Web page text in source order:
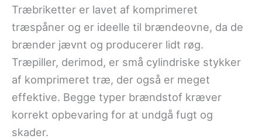
Træbriketter er lavet af komprimeret
træspåner og er ideelle til brændeovne, da de
brænder jævnt og producerer lidt røg.
Træpiller, derimod, er små cylindriske stykker
af komprimeret træ, der også er meget
effektive. Begge typer brændstof kræver
korrekt opbevaring for at undgå fugt og
skader.